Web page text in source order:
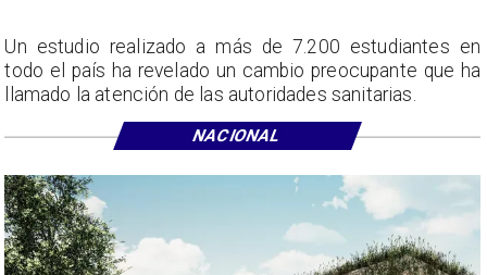
Un estudio realizado a más de 7.200 estudiantes en
todo el país ha revelado un cambio preocupante que ha
llamado la atención de las autoridades sanitarias.
NACIONAL